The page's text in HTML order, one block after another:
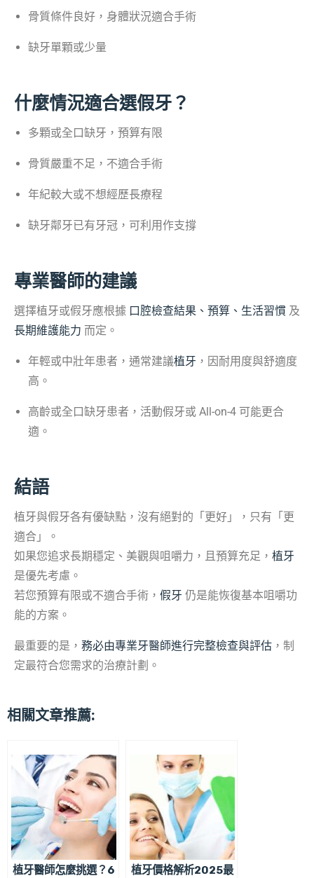
骨質條件良好，身體狀況適合手術
缺牙單顆或少量
什麼情況適合選假牙？
多顆或全口缺牙，預算有限
骨質嚴重不足，不適合手術
年紀較大或不想經歷長療程
缺牙鄰牙已有牙冠，可利用作支撐
專業醫師的建議
選擇植牙或假牙應根據 口腔檢查結果、預算、生活習慣 及
長期維護能力 而定。
年輕或中壯年患者，通常建議植牙 ，因耐用度與舒適度
高。
高齡或全口缺牙患者，活動假牙或 All-on-4 可能更合
適。
結語
植牙與假牙各有優缺點，沒有絕對的「更好」，只有「更
適合」。
如果您追求長期穩定、美觀與咀嚼力，且預算充足， 植牙
是優先考慮。
若您預算有限或不適合手術， 假牙 仍是能恢復基本咀嚼功
能的方案。
最重要的是， 務必由專業牙醫師進行完整檢查與評估 ，制
定最符合您需求的治療計劃。
相關文章推薦:
植牙醫師怎麼挑選？6
植牙價格解析2025最